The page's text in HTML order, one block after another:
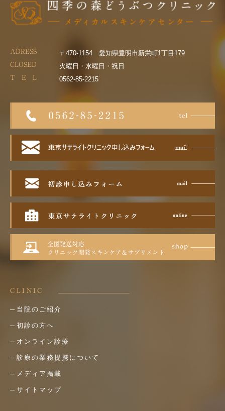
ADRESS 〒470-1154 愛知県豊明市新栄町1丁目179
CLOSED 火曜日・水曜日・祝日
T E L 0562-85-2215
CLINIC
当院のご紹介
初診の方へ
オンライン診療
診療の業務提携について
メディア掲載
サイトマップ